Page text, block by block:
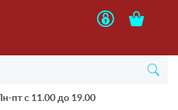
Пн-пт с 11.00 до 19.00